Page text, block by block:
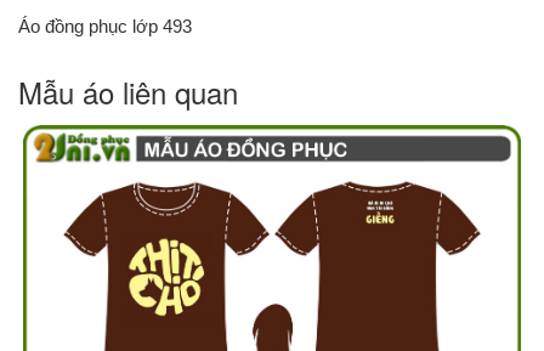
Áo đồng phục lớp 493
Mẫu áo liên quan